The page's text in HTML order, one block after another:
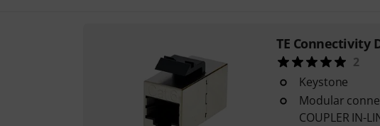
TE Connectivity
2
Keystone
Modular
COUPLER IN-